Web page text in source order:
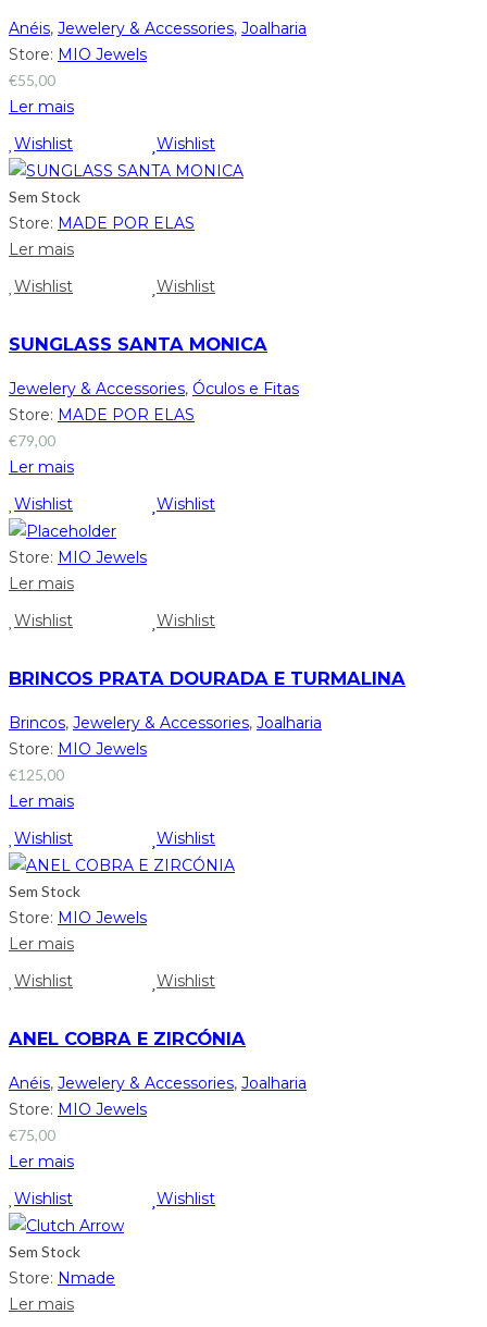
Anéis, Jewelery & Accessories, Joalharia
Store: MIO Jewels
€55,00
Ler mais
Wishlist
Wishlist
Sem Stock
Store: MADE POR ELAS
Ler mais
Wishlist
Wishlist
SUNGLASS SANTA MONICA
Jewelery & Accessories, Óculos e Fitas
Store: MADE POR ELAS
€79,00
Ler mais
Wishlist
Wishlist
Store: MIO Jewels
Ler mais
Wishlist
Wishlist
BRINCOS PRATA DOURADA E TURMALINA
Brincos, Jewelery & Accessories, Joalharia
Store: MIO Jewels
€125,00
Ler mais
Wishlist
Wishlist
Sem Stock
Store: MIO Jewels
Ler mais
Wishlist
Wishlist
ANEL COBRA E ZIRCÓNIA
Anéis, Jewelery & Accessories, Joalharia
Store: MIO Jewels
€75,00
Ler mais
Wishlist
Wishlist
Sem Stock
Store: Nmade
Ler mais